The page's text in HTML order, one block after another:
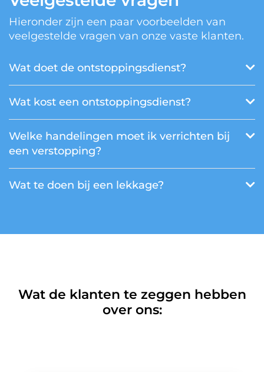
Hieronder zijn een paar voorbeelden van
veelgestelde vragen van onze vaste klanten.
Wat doet de ontstoppingsdienst?
Wat kost een ontstoppingsdienst?
Welke handelingen moet ik verrichten bij
een verstopping?
Wat te doen bij een lekkage?
Wat de klanten te zeggen hebben
over ons: